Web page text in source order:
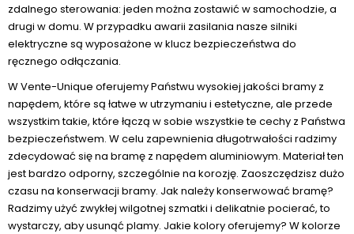
zdalnego sterowania: jeden można zostawić w samochodzie, a
drugi w domu. W przypadku awarii zasilania nasze silniki
elektryczne są wyposażone w klucz bezpieczeństwa do
ręcznego odłączania.
W Vente-Unique oferujemy Państwu wysokiej jakości bramy z
napędem, które są łatwe w utrzymaniu i estetyczne, ale przede
wszystkim takie, które łączą w sobie wszystkie te cechy z Państwa
bezpieczeństwem. W celu zapewnienia długotrwałości radzimy
zdecydować się na bramę z napędem aluminiowym. Materiał ten
jest bardzo odporny, szczególnie na korozję. Zaoszczędzisz dużo
czasu na konserwacji bramy. Jak należy konserwować bramę?
Radzimy użyć zwykłej wilgotnej szmatki i delikatnie pocierać, to
wystarczy, aby usunąć plamy. Jakie kolory oferujemy? W kolorze